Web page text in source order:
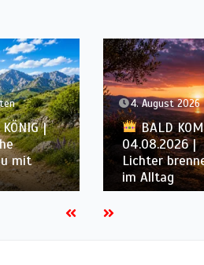
|
3. August 2026
BALD
03.08.2026 |
Heiligung